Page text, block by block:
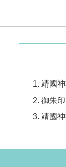
靖國
御朱
靖國